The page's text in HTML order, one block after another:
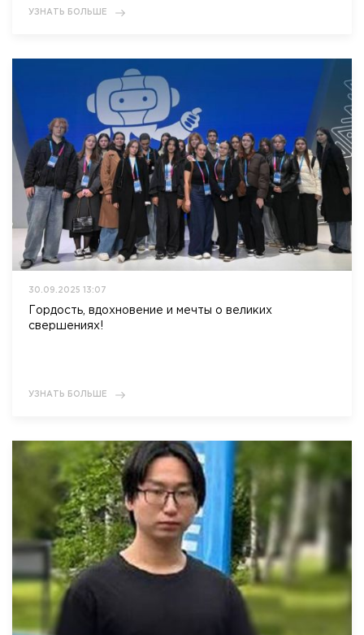
УЗНАТЬ БОЛЬШЕ
30.09.2025 13:07
Гордость, вдохновение и мечты о великих
свершениях!
УЗНАТЬ БОЛЬШЕ